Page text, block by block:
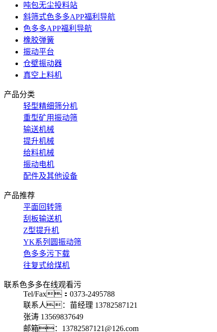
吨包无尘投料站
斜筛式色多多APP福利导航
色多多APP福利导航
橡胶弹簧
振动平台
仓壁振动器
真空上料机
产品分类
轻型精细筛分机
重型矿用振动筛
输送机械
提升机械
给料机械
振动电机
配件及其他设备
产品推荐
平面回转筛
刮板输送机
Z型提升机
YK系列圆振动筛
色多多污下载
往复式给煤机
联系色多多在线观看污
Tel/Fax：0373-2495788
联系人：苗经理 13782587121
张涛 13569837649
邮箱：13782587121@126.com